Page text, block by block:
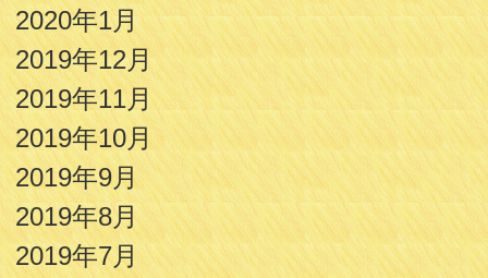
2020年1月
2019年12月
2019年11月
2019年10月
2019年9月
2019年8月
2019年7月